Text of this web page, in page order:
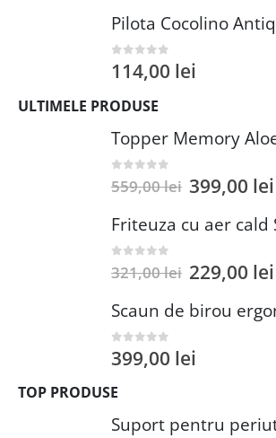
0 out of 5
114,00 lei
ULTIMELE PRODUSE
Topper Memory
559,00lei 399,00 lei
out of 5
321,00lei 229,00 lei
0out of 5
399,00 lei
TOP PRODUSE